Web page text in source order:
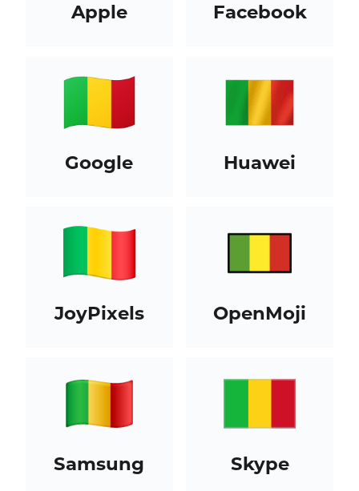
Apple Facebook
Google Huawei
JoyPixels OpenMoji
Samsung Skype